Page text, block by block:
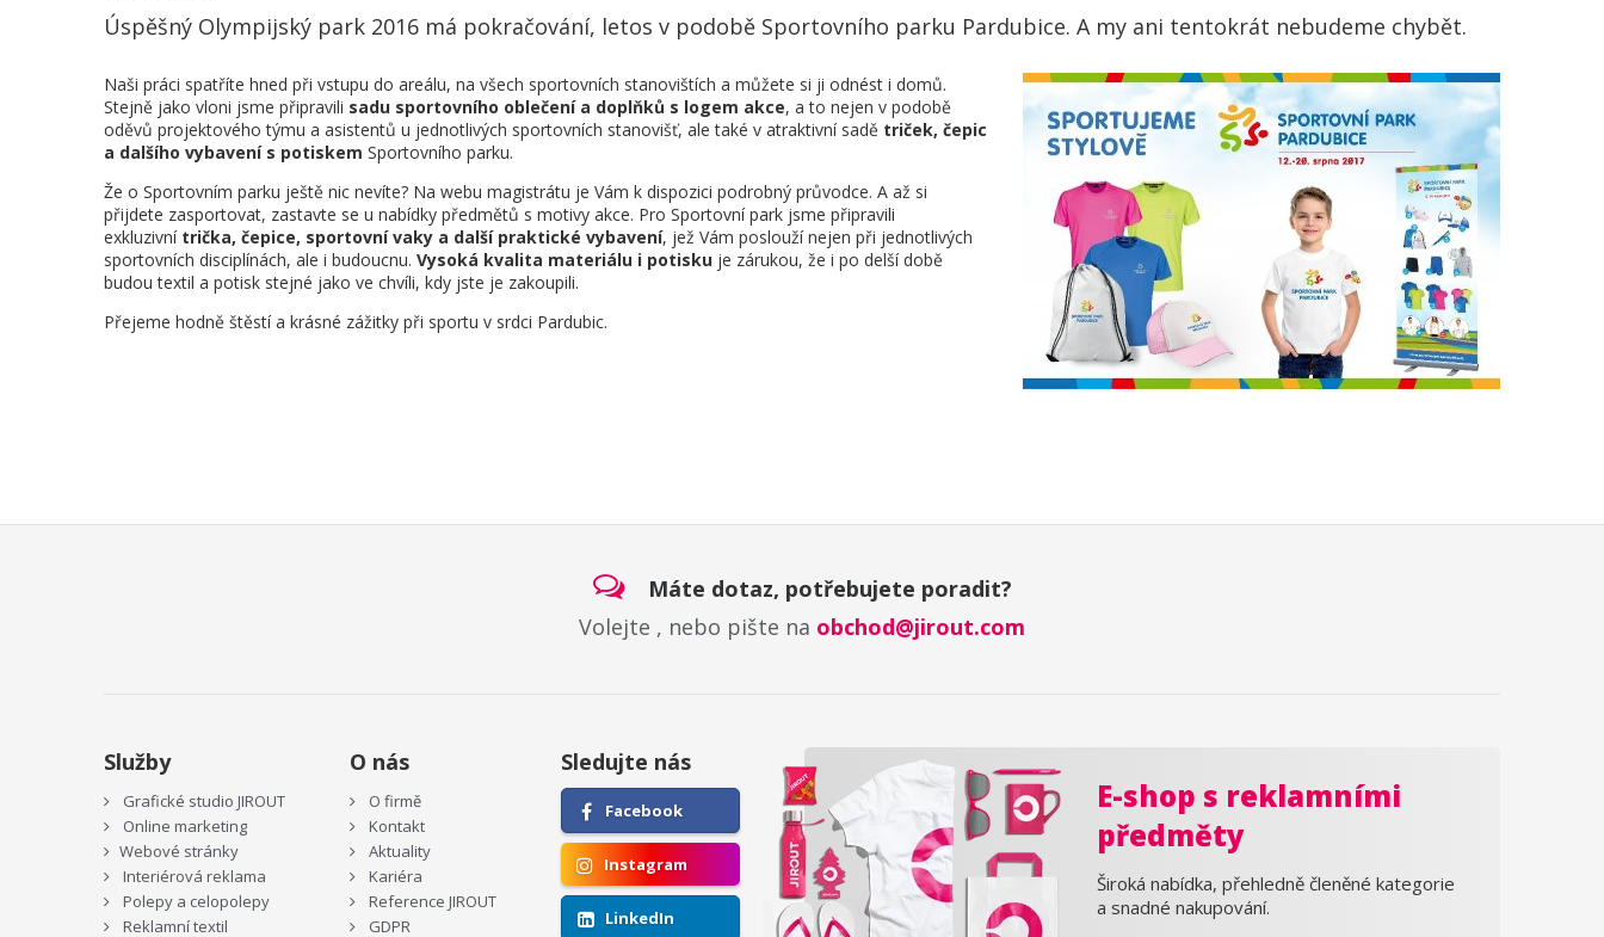
Úspěšný Olympijský park 2016 má pokračování, letos v podobě Sportovního parku Pardubice. A my ani tentokrát nebudeme chybět.
Naši práci spatříte hned při vstupu do areálu, na všech sportovních stanovištích a můžete si ji odnést i domů.
Stejně jako vloni jsme připravili sadu sportovního oblečení a doplňků s logem akce, a to nejen v podobě
oděvů projektového týmu a asistentů u jednotlivých sportovních stanovišť, ale také v atraktivní sadě triček, čepic
a dalšího vybavení s potiskem Sportovního parku.
Že o Sportovním parku ještě nic nevíte? Na webu magistrátu je Vám k dispozici podrobný průvodce. A až si
přijdete zasportovat, zastavte se u nabídky předmětů s motivy akce. Pro Sportovní park jsme připravili
exkluzivní trička, čepice, sportovní vaky a další praktické vybavení, jež Vám poslouží nejen při jednotlivých
sportovních disciplínách, ale i budoucnu. Vysoká kvalita materiálu i potisku je zárukou, že i po delší době
budou textil a potisk stejné jako ve chvíli, kdy jste je zakoupili.
Přejeme hodně štěstí a krásné zážitky při sportu v srdci Pardubic.
Máte dotaz, potřebujete poradit?
Volejte , nebo pište na obchod@jirout.com
Služby
Grafické studio JIROUT
Online marketing
Webové stránky
Interiérová reklama
Polepy a celopolepy
Reklamní textil
O nás
O firmě
Kontakt
Aktuality
Kariéra
Reference JIROUT
GDPR
Sledujte nás
Facebook
Instagram
LinkedIn
E-shop s reklamními
předměty
Široká nabídka, přehledně členěné kategorie
a snadné nakupování.